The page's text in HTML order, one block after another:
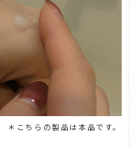
＊こちらの製品は本品です。